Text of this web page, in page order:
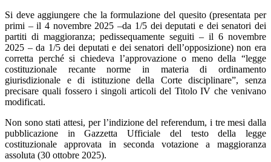
Si deve aggiungere che la formulazione del quesito (presentata per
primi – il 4 novembre 2025 –da 1/5 dei deputati e dei senatori dei
partiti di maggioranza; pedissequamente seguiti – il 6 novembre
2025 – da 1/5 dei deputati e dei senatori dell’opposizione) non era
corretta perché si chiedeva l’approvazione o meno della “legge
costituzionale recante norme in materia di ordinamento
giurisdizionale e di istituzione della Corte disciplinare”, senza
precisare quali fossero i singoli articoli del Titolo IV che venivano
modificati.
Non sono stati attesi, per l’indizione del referendum, i tre mesi dalla
pubblicazione in Gazzetta Ufficiale del testo della legge
costituzionale approvata in seconda votazione a maggioranza
assoluta (30 ottobre 2025).